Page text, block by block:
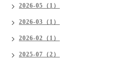
2026-05（1）
2026-03（1）
2026-02（1）
2025-07（2）